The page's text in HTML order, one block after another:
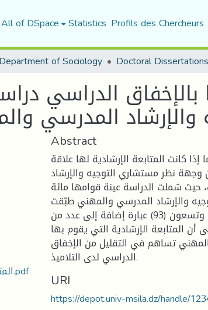
All of DSpace Statistics Profils des Chercheurs
Department of Sociology Doctoral Dissertations
بالإخفاق الدراسي
المدرسي
المتابعة الإرشادية وعلاقتها بالإخفاق الدراسي.pdf
Abstract
كانت المتابعة الإرشادية لها علاقة
وجهة نظر مستشاري التوجيه والإرشاد
شملت الدراسة عينة قوامها مائة
مستشارا للتوجيه والإرشاد المدرسي والمهني طبّقت
عليهم استمارة استبيان تضمنت ثالثة وتسعون (93) عبارة إضافة إلى عدد من
أن المتابعة الإرشادية التي يقوم بها
تساهم في التقليل من الإخفاق
الدراسي لدى التلاميذ.
URI
https://depot.univ-msila.dz/handle/